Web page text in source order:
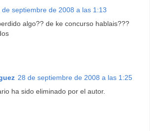
de septiembre de 2008 a las 1:13
algo?? de ke concurso hablais???
28 de septiembre de 2008 a las 1:25
ha sido eliminado por el autor.